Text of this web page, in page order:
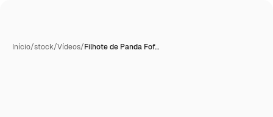
Início/stock/Vídeos/Filhote de Panda Fof…